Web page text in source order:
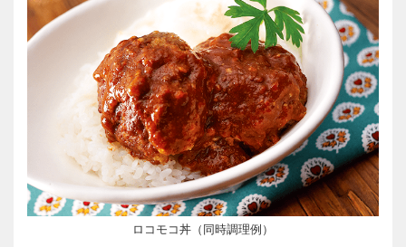
ロコモコ丼（同時調理例）